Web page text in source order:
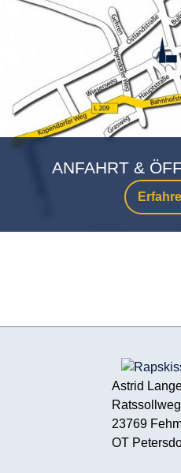
ANFAHRT &
Astrid
23769
OT